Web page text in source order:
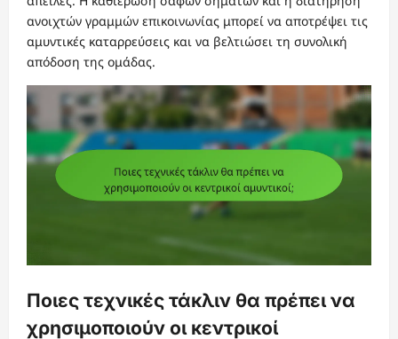
ανοιχτών γραμμών επικοινωνίας μπορεί να αποτρέψει τις
αμυντικές καταρρεύσεις και να βελτιώσει τη συνολική
απόδοση της ομάδας.
Ποιες τεχνικές τάκλιν θα πρέπει να
χρησιμοποιούν οι κεντρικοί